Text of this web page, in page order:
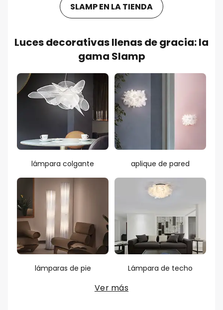
SLAMP EN LA TIENDA
Luces decorativas llenas de gracia: la
gama Slamp
lámpara colgante aplique de pared
lámparas de pie Lámpara de techo
Ver más